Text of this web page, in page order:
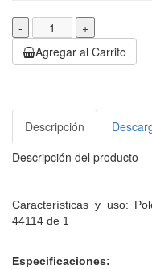
-
+
Agregar al Carrito
Descripción
Descripción del producto
Características y uso:
44114 de 1
Especificaciones: